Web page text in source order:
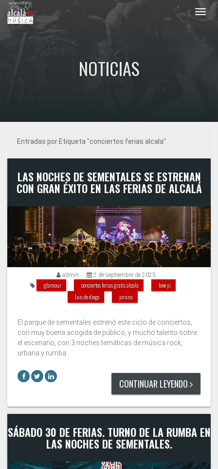
NOTICIAS
Entradas por Etiqueta "conciertos ferias alcala"
LAS NOCHES DE SEMENTALES SE ESTRENAN
CON GRAN ÉXITO EN LAS FERIAS DE ALCALÁ
admin 2 de septiembre de 2025
glamour conciertos ferias gratis alcala
love yi
luis de diego
jarana
El parque de sementales estrenó este ciclo de conciertos,
con muy buena acogida de público, y mucho talento sobre
el escenario, con 3 noches temáticas de música rock,
urbana y rumba.
CONTINUAR LEYENDO
SÁBADO 30 DE FERIAS. TURNO DE LA RUMBA EN
LAS NOCHES DE SEMENTALES.